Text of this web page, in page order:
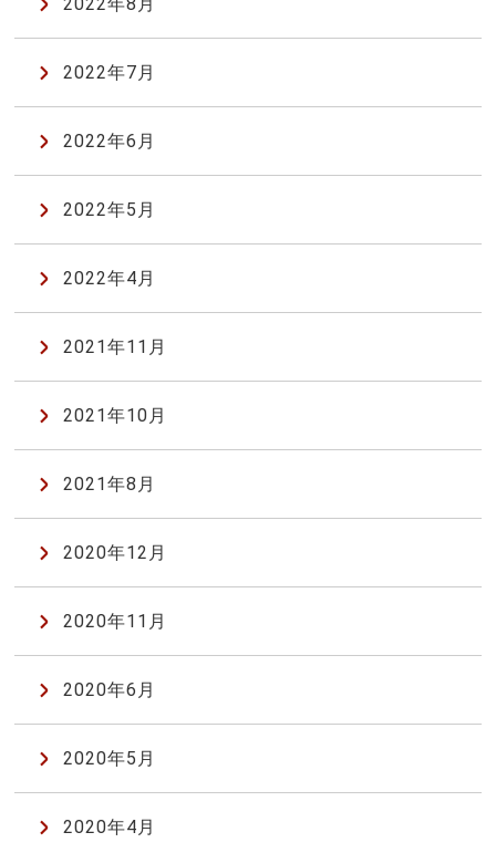
2022年8月
2022年7月
2022年6月
2022年5月
2022年4月
2021年11月
2021年10月
2021年8月
2020年12月
2020年11月
2020年6月
2020年5月
2020年4月